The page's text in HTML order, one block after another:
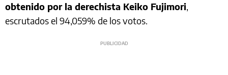
obtenido por la derechista Keiko Fujimori,
escrutados el 94,059% de los votos.